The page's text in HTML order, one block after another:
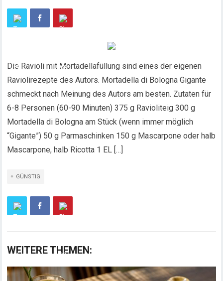
Die Ravioli mit Mortadellafüllung sind eines der eigenen
Raviolirezepte des Autors. Mortadella di Bologna Gigante
schmeckt nach Meinung des Autors am besten. Zutaten für
6-8 Personen (60-90 Minuten) 375 g Ravioliteig 300 g
Mortadella di Bologna am Stück (wenn immer möglich
“Gigante”) 50 g Parmaschinken 150 g Mascarpone oder halb
Mascarpone, halb Ricotta 1 EL […]
GÜNSTIG
WEITERE THEMEN: